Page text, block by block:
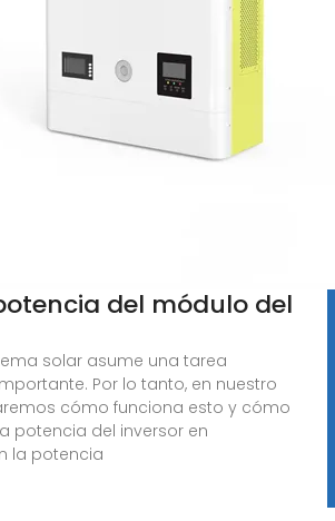
del módulo del
solar asume una tarea
Por lo tanto, en nuestro
cómo funciona esto y cómo
potencia del inversor en
la potencia